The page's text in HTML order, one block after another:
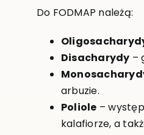
Do FODMAP należą:
Disacharydy –
arbuzie.
Poliole –
kalafiorze, a